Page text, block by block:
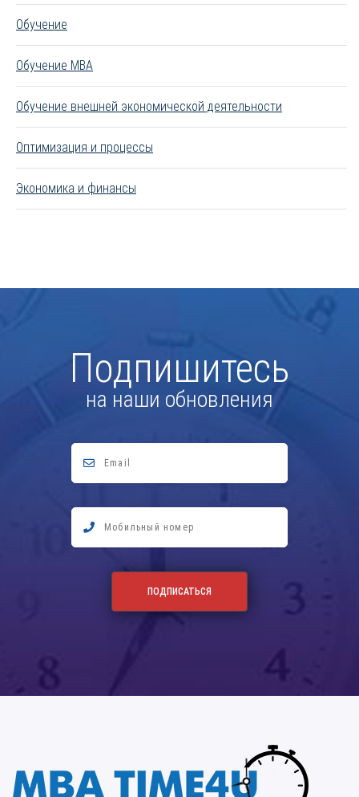
Обучение
Обучение MBA
Обучение внешней экономической деятельности
Оптимизация и процессы
Экономика и финансы
Подпишитесь
на наши обновления